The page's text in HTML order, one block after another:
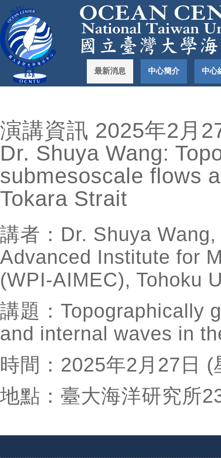
最新消息 中心簡介 中心
演講資訊 2025年2月
Dr. Shuya Wang:
submesoscale flows
Tokara Strait
講者：Dr. Shuya
Advanced Institute for
(WPI-AIMEC), Tohoku
講題：Topographically
and internal waves in
時間：2025年2月27日
地點：臺大海洋研究所